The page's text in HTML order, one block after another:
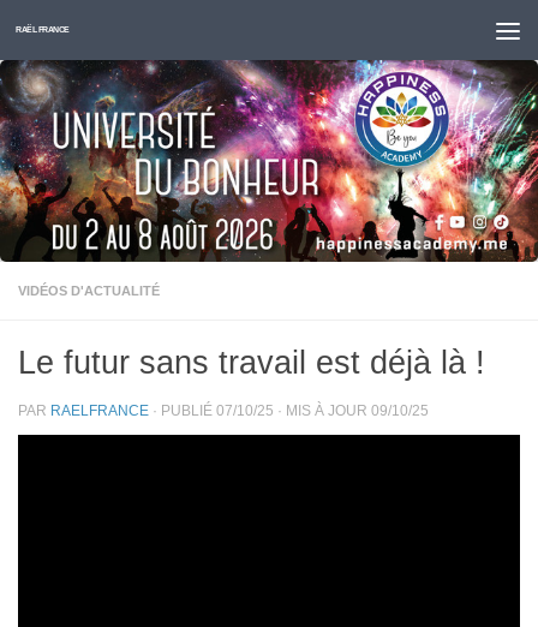
Skip to content
RAËL FRANCE
VIDÉOS D'ACTUALITÉ
Le futur sans travail est déjà là !
PAR RAELFRANCE · PUBLIÉ 07/10/25 · MIS À JOUR 09/10/25